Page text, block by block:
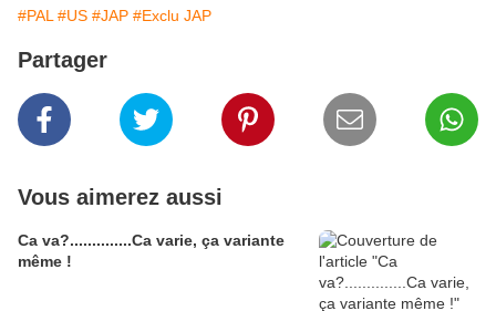
#PAL #US #JAP #Exclu JAP
Partager
Vous aimerez aussi
Ca va?..............Ca varie, ça variante
même !